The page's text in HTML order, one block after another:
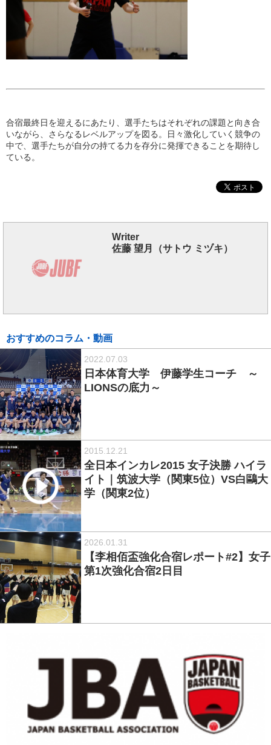
合宿最終日を迎えるにあたり、選手たちはそれぞれの課題と向き合
いながら、さらなるレベルアップを図る。日々激化していく競争の
中で、選手たちが自分の持てる力を存分に発揮できることを期待し
ている。
Writer
佐藤 望月（サトウ ミヅキ）
おすすめのコラム・動画
2022.07.03
日本体育大学 伊藤学生コーチ ～
LIONSの底力～
2015.12.21
全日本インカレ2015 女子決勝 ハイラ
イト｜筑波大学（関東5位）VS白鷗大
学（関東2位）
2026.01.31
【李相佰盃強化合宿レポート#2】女子
第1次強化合宿2日目